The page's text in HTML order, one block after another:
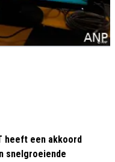
heeft een akkoord
snelgroeiende